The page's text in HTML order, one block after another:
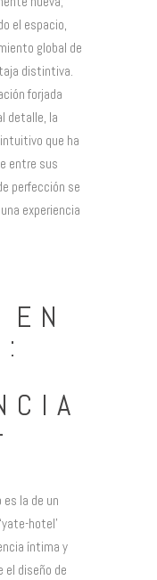
el espacio,
global de
distintiva.
forjada
detalle, la
que ha
entre sus
perfección se
experiencia
la de un
hotel’
íntima y
el diseño de